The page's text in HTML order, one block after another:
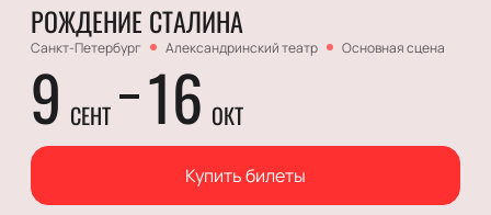
РОЖДЕНИЕ СТАЛИНА
Санкт-Петербург Александринский театр Основная сцена
9 СЕНТ 16 ОКТ
Купить билеты